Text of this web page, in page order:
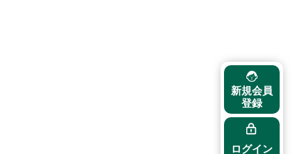
新規会員
登録
ログイン